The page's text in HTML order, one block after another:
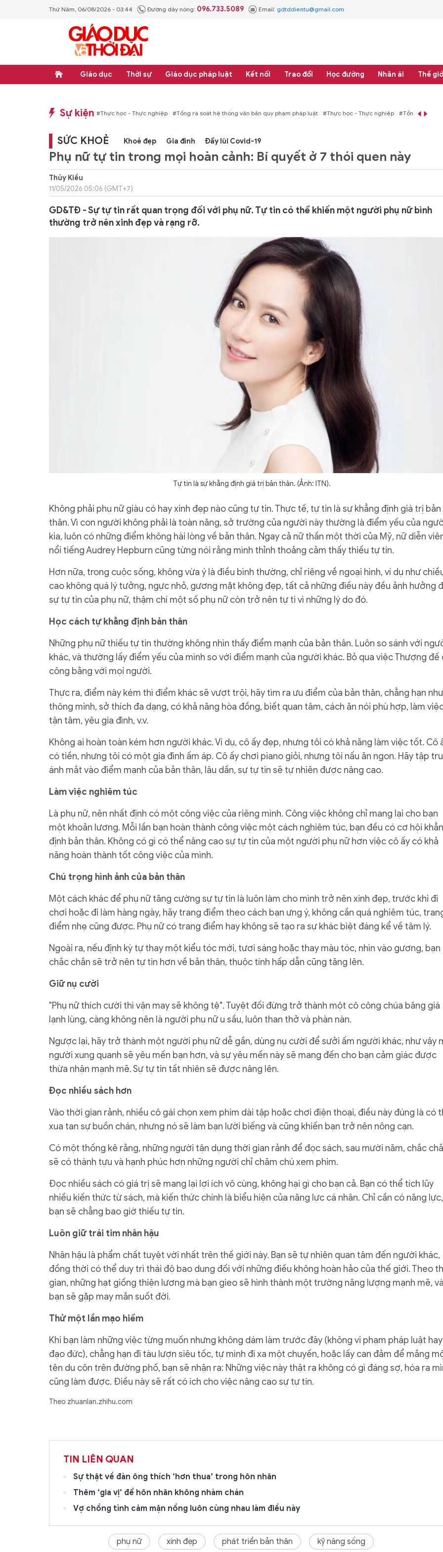
Thứ Năm, 06/08/2026 - 03:44 Đường dây nóng: 096.733.5089 Email: gdtddientu@gmail.com
Giáo dục Thời sự Giáo dục pháp luật Kết nối Trao đổi Học đường Nhân ái Thế
Sự kiện
phạm pháp luật #Thực học - Thực nghiệp #Tổng rà soát hệ thống văn bản quy phạm pháp luật #Thực học - Thực nghiệp #Tổng rà soát hệ thống văn
SỨC KHOẺ Khoẻ đẹp Gia đình Đẩy lùi Covid-19
Phụ nữ tự tin trong mọi hoàn cảnh: Bí quyết ở 7 thói quen này
Thủy Kiều
11/05/2026 05:06 (GMT+7)
GD&TĐ - Sự tự tin rất quan trọng đối với phụ nữ. Tự tin có thể khiến một người phụ nữ bình
thường trở nên xinh đẹp và rạng rỡ.
Tự tin là sự khẳng định giá trị bản thân. (Ảnh: ITN).
Không phải phụ nữ giàu có hay xinh đẹp nào cũng tự tin. Thực tế, tự tin là sự khẳng định giá trị bản
thân. Vì con người không phải là toàn năng, sở trường của người này thường là điểm yếu của
kia, luôn có những điểm không hài lòng về bản thân. Ngay cả nữ thần một thời của Mỹ, nữ diễn
nổi tiếng Audrey Hepburn cũng từng nói rằng mình thỉnh thoảng cảm thấy thiếu tự tin.
Hơn nữa, trong cuộc sống, không vừa ý là điều bình thường, chỉ riêng về ngoại hình, ví dụ như
cao không quá lý tưởng, ngực nhỏ, gương mặt không đẹp, tất cả những điều này đều ảnh hưởng
sự tự tin của phụ nữ, thậm chí một số phụ nữ còn trở nên tự ti vì những lý do đó.
Học cách tự khẳng định bản thân
Những phụ nữ thiếu tự tin thường không nhìn thấy điểm mạnh của bản thân. Luôn so sánh với
khác, và thường lấy điểm yếu của mình so với điểm mạnh của người khác. Bỏ qua việc Thượng đế
công bằng với mọi người.
Thực ra, điểm này kém thì điểm khác sẽ vượt trội, hãy tìm ra ưu điểm của bản thân, chẳng hạn như
thông minh, sở thích đa dạng, có khả năng hòa đồng, biết quan tâm, cách ăn nói phù hợp, làm
tận tâm, yêu gia đình, v.v.
Không ai hoàn toàn kém hơn người khác. Ví dụ, cô ấy đẹp, nhưng tôi có khả năng làm việc tốt. Cô
có tiền, nhưng tôi có một gia đình ấm áp. Cô ấy chơi piano giỏi, nhưng tôi nấu ăn ngon. Hãy tập
ánh mắt vào điểm mạnh của bản thân, lâu dần, sự tự tin sẽ tự nhiên được nâng cao.
Làm việc nghiêm túc
Là phụ nữ, nên nhất định có một công việc của riêng mình. Công việc không chỉ mang lại cho bạn
một khoản lương. Mỗi lần bạn hoàn thành công việc một cách nghiêm túc, bạn đều có cơ hội
định bản thân. Không có gì có thể nâng cao sự tự tin của một người phụ nữ hơn việc cô ấy có khả
năng hoàn thành tốt công việc của mình.
Chú trọng hình ảnh của bản thân
Một cách khác để phụ nữ tăng cường sự tự tin là luôn làm cho mình trở nên xinh đẹp, trước khi đi
chơi hoặc đi làm hàng ngày, hãy trang điểm theo cách bạn ưng ý, không cần quá nghiêm túc,
điểm nhẹ cũng được. Phụ nữ có trang điểm hay không sẽ tạo ra sự khác biệt đáng kể về tâm lý.
Ngoài ra, nếu định kỳ tự thay một kiểu tóc mới, tươi sáng hoặc thay màu tóc, nhìn vào gương, bạn
chắc chắn sẽ trở nên tự tin hơn về bản thân, thuộc tính hấp dẫn cũng tăng lên.
Giữ nụ cười
"Phụ nữ thích cười thì vận may sẽ không tệ". Tuyệt đối đừng trở thành một cô công chúa băng giá
lạnh lùng, càng không nên là người phụ nữ u sầu, luôn than thở và phàn nàn.
Ngược lại, hãy trở thành một người phụ nữ dễ gần, dùng nụ cười để sưởi ấm người khác, như vậy
người xung quanh sẽ yêu mến bạn hơn, và sự yêu mến này sẽ mang đến cho bạn cảm giác được
thừa nhận mạnh mẽ. Sự tự tin tất nhiên sẽ được nâng lên.
Đọc nhiều sách hơn
Vào thời gian rảnh, nhiều cô gái chọn xem phim dài tập hoặc chơi điện thoại, điều này đúng là có
xua tan sự buồn chán, nhưng nó sẽ làm bạn lười biếng và cũng khiến bạn trở nên nông cạn.
Có một thống kê rằng, những người tận dụng thời gian rảnh để đọc sách, sau mười năm, chắc
sẽ có thành tựu và hạnh phúc hơn những người chỉ chăm chú xem phim.
Đọc nhiều sách có giá trị sẽ mang lại lợi ích vô cùng, không hại gì cho bạn cả. Bạn có thể tích lũy
nhiều kiến thức từ sách, mà kiến thức chính là biểu hiện của năng lực cá nhân. Chỉ cần có năng lực,
bạn sẽ chẳng bao giờ thiếu tự tin.
Luôn giữ trái tim nhân hậu
Nhân hậu là phẩm chất tuyệt vời nhất trên thế giới này. Bạn sẽ tự nhiên quan tâm đến người khác,
đồng thời có thể duy trì thái độ bao dung đối với những điều không hoàn hảo của thế giới. Theo
gian, những hạt giống thiện lương mà bạn gieo sẽ hình thành một trường năng lượng mạnh mẽ, và
bạn sẽ gặp may mắn suốt đời.
Thử một lần mạo hiểm
Khi bạn làm những việc từng muốn nhưng không dám làm trước đây (không vi phạm pháp luật hay
đạo đức), chẳng hạn đi tàu lượn siêu tốc, tự mình đi xa một chuyến, hoặc lấy can đảm để mắng
tên du côn trên đường phố, bạn sẽ nhận ra: Những việc này thật ra không có gì đáng sợ, hóa ra
cũng làm được. Điều này sẽ rất có ích cho việc nâng cao sự tự tin.
Theo zhuanlan.zhihu.com
TIN LIÊN QUAN
Sự thật về đàn ông thích ‘hơn thua’ trong hôn nhân
Thêm ‘gia vị’ để hôn nhân không nhàm chán
Vợ chồng tình cảm mặn nồng luôn cùng nhau làm điều này
phụ nữ xinh đẹp phát triển bản thân kỹ năng sống